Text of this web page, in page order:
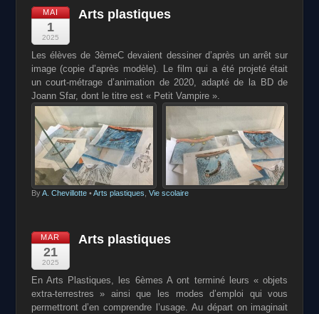
MAI
1
2025
Arts plastiques
Les élèves de 3èmeC devaient dessiner d’après un arrêt sur
image (copie d’après modèle). Le film qui a été projeté était
un court-métrage d’animation de 2020, adapté de la BD de
Joann Sfar, dont le titre est « Petit Vampire ».
ByA. Chevillotte• Arts plastiques Vie scolaire
MAR
21
2025
Arts plastiques
En Arts Plastiques, les 6èmes A ont terminé leurs « objets
extra-terrestres » ainsi que les modes d’emploi qui vous
permettront d’en comprendre l’usage. Au départ on imaginait